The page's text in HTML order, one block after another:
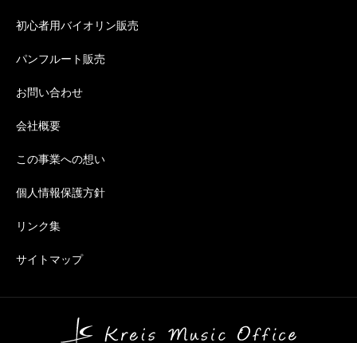
初心者用バイオリン販売
パンフルート販売
お問い合わせ
会社概要
この事業への想い
個人情報保護方針
リンク集
サイトマップ